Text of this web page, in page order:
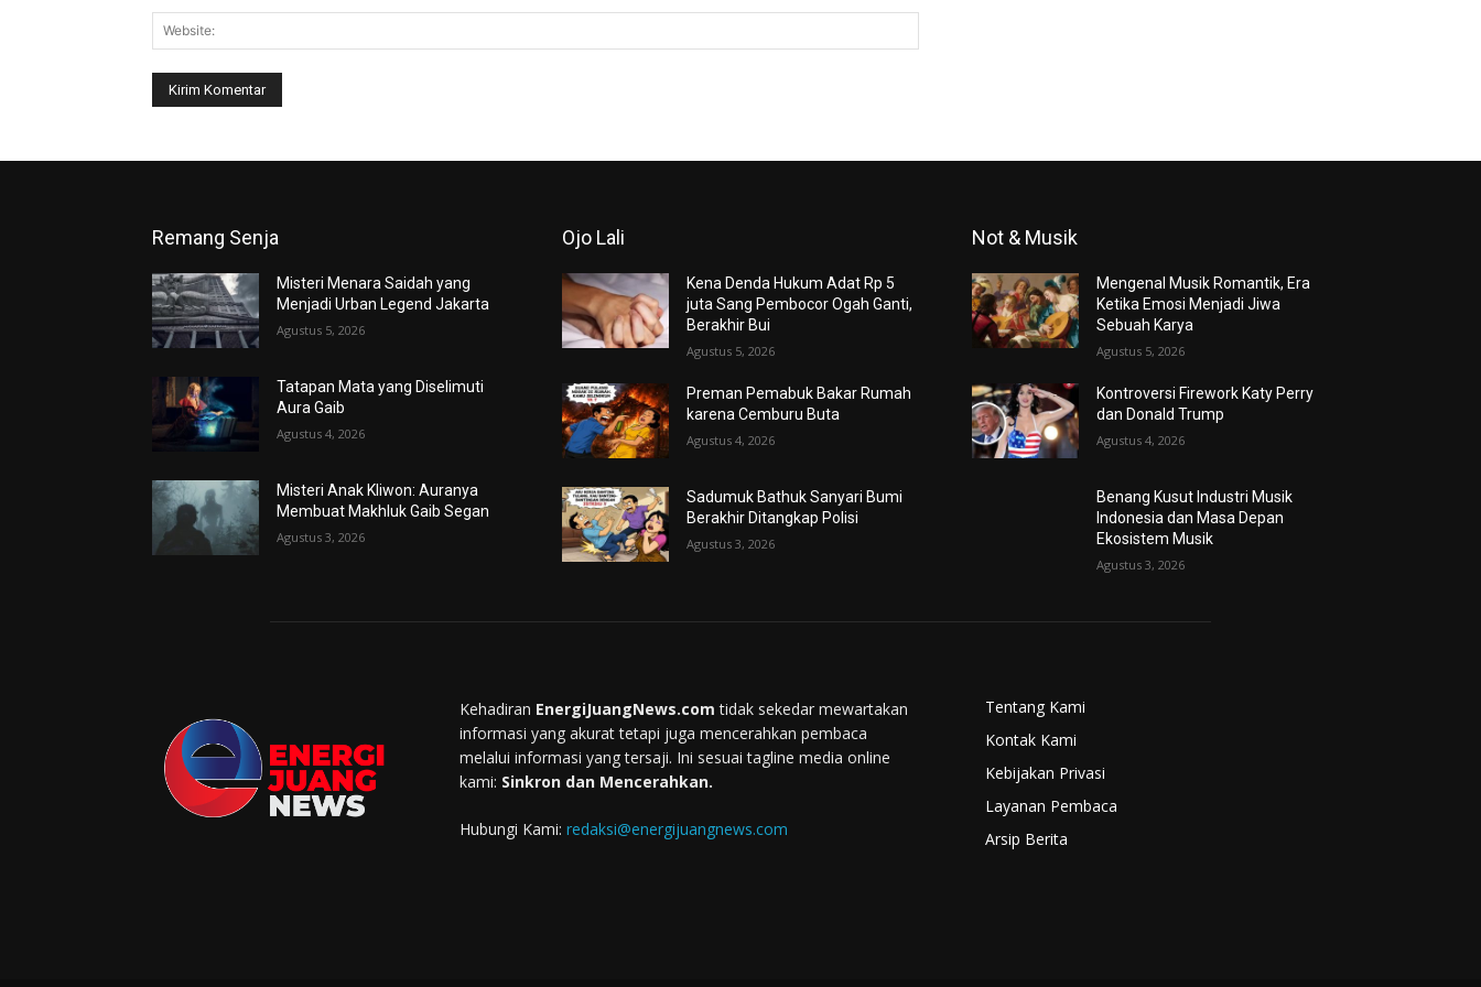
Remang Senja
Misteri Menara Saidah yang
Menjadi Urban Legend Jakarta
Agustus 5, 2026
Tatapan Mata yang Diselimuti
Aura Gaib
Agustus 4, 2026
Misteri Anak Kliwon: Auranya
Membuat Makhluk Gaib Segan
Agustus 3, 2026
Ojo Lali
Kena Denda Hukum Adat Rp 5
juta Sang Pembocor Ogah Ganti,
Berakhir Bui
Agustus 5, 2026
Preman Pemabuk Bakar Rumah
karena Cemburu Buta
Agustus 4, 2026
Sadumuk Bathuk Sanyari Bumi
Berakhir Ditangkap Polisi
Agustus 3, 2026
Not & Musik
Mengenal Musik Romantik, Era
Ketika Emosi Menjadi Jiwa
Sebuah Karya
Agustus 5, 2026
Kontroversi Firework Katy Perry
dan Donald Trump
Agustus 4, 2026
Benang Kusut Industri Musik
Indonesia dan Masa Depan
Ekosistem Musik
Agustus 3, 2026
Kehadiran EnergiJuangNews.com tidak sekedar mewartakan
informasi yang akurat tetapi juga mencerahkan pembaca
melalui informasi yang tersaji. Ini sesuai tagline media online
kami: Sinkron dan Mencerahkan.
Hubungi Kami: redaksi@energijuangnews.com
Tentang Kami
Kontak Kami
Kebijakan Privasi
Layanan Pembaca
Arsip Berita